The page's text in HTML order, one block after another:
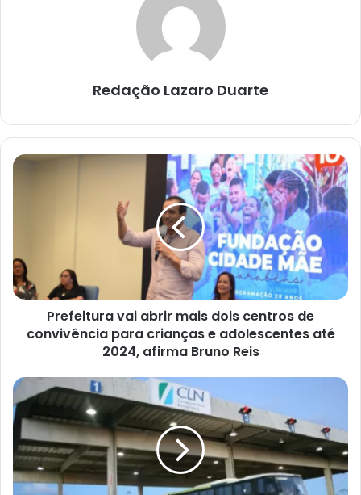
Redação Lazaro Duarte
Prefeitura
de
convivência
para
crianças
2024,
afirma
Bruno
Reis
Prefeitura vai abrir mais dois centros de
convivência para crianças e adolescentes até
2024, afirma Bruno Reis
BA-
099
PASSA
POR
NOVOS
SERVIÇOS
DE